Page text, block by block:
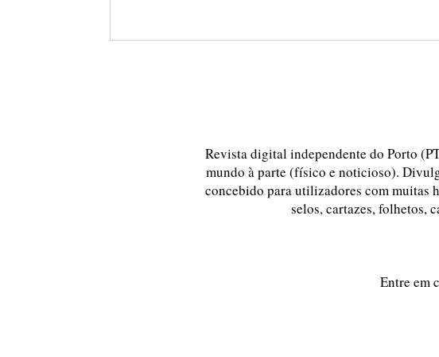
Revista digital independente do Porto
mundo à parte (físico e noticioso).
concebido para utilizadores com muitas
selos, cartazes, folhetos,
Entre em